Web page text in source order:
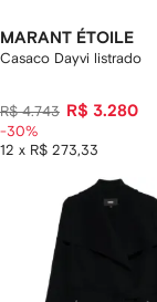
MARANT ÉTOILE
Casaco Dayvi listrado
R$ 4.743 R$ 3.280
12 x R$ 273,33
-30%